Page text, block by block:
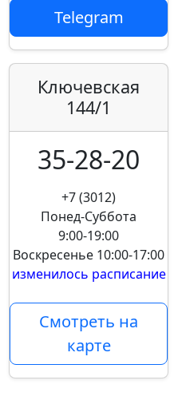
Telegram
Ключевская
144/1
35-28-20
+7 (3012)
Понед-Суббота
9:00-19:00
Воскресенье 10:00-17:00
изменилось расписание
Смотреть на
карте